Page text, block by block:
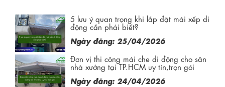
5 lưu ý quan trọng khi lắp đặt mái xếp di
động cần phải biết?
Ngày đăng: 25/04/2026
Đơn vị thi công mái che di động cho sân
nhà xưởng tại TP.HCM uy tín,trọn gói
Ngày đăng: 24/04/2026